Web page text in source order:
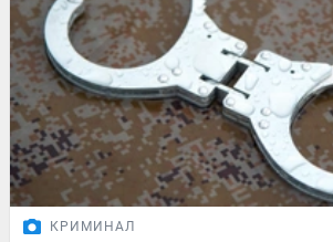
КРИМИНАЛ